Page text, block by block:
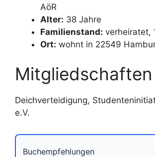
AöR
Alter: 38 Jahre
Familienstand: verheiratet,
Ort: wohnt in 22549
Mitgliedschaften
Deichverteidigung,
e.V.
Buchempfehlungen